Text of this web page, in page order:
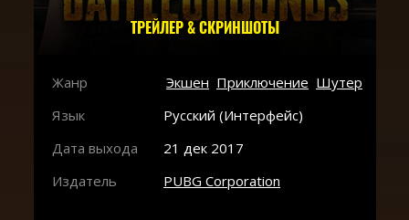
ТРЕЙЛЕР & СКРИНШОТЫ
Жанр Экшен Приключение Шутер
Язык
Русский (Интерфейс)
Дата выхода
21 дек 2017
Издатель
PUBG Corporation